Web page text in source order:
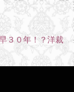
３０年！？洋裁